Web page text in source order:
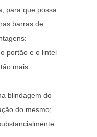
para que possa
barras de
portão e o lintel
mais
blindagem do
do mesmo;